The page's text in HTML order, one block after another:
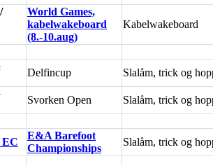
/
World Games,
kabelwakeboard
(8.-10.aug)
Kabelwakeboard
Delfincup Slalåm, trick og
Svorken Open Slalåm, trick og
E&A Barefoot
Championships
Slalåm, trick og